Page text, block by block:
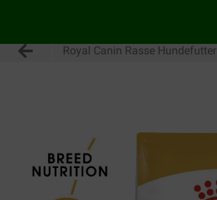
Royal Canin Rasse Hundefutter